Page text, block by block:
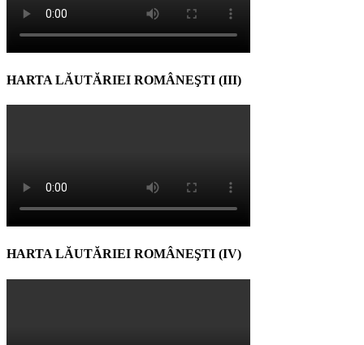
HARTA LĂUTĂRIEI ROMÂNEŞTI (III)
HARTA LĂUTĂRIEI ROMÂNEŞTI (IV)